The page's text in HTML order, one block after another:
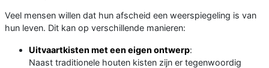
Veel mensen willen dat hun afscheid een weerspiegeling is van
hun leven. Dit kan op verschillende manieren:
Uitvaartkisten met een eigen ontwerp:
Naast traditionele houten kisten zijn er tegenwoordig